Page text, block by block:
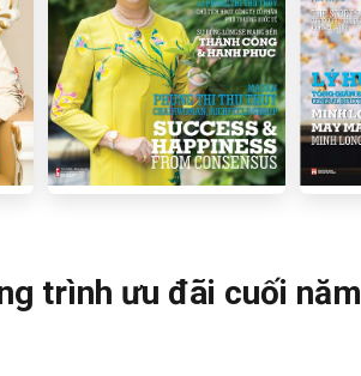
trình ưu đãi cuối năm